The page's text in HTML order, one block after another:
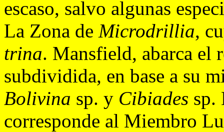
escaso, salvo algunas
La Zona de Microdrillia,
trina. Mansfield, abarca el
subdividida, en base a su
Bolivina sp. y Cibiades sp.
corresponde al Miembro